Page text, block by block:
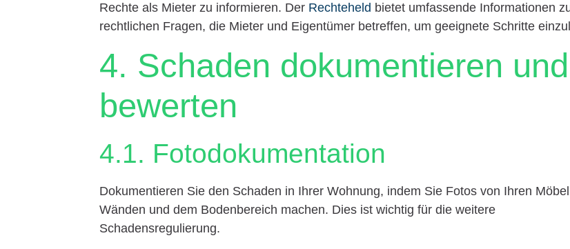
Rechte als Mieter zu informieren. Der Rechteheld bietet umfassende Informationen
rechtlichen Fragen, die Mieter und Eigentümer betreffen, um geeignete Schritte
4. Schaden dokumentieren und
bewerten
4.1. Fotodokumentation
Dokumentieren Sie den Schaden in Ihrer Wohnung, indem Sie Fotos von Ihren
Wänden und dem Bodenbereich machen. Dies ist wichtig für die weitere
Schadensregulierung.